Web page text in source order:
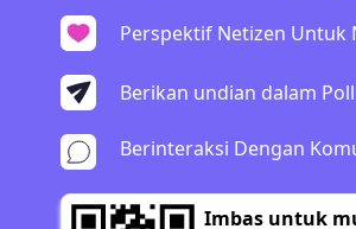
Perspektif Netizen Untuk
Berikan undian dalam
Berinteraksi Dengan
Imbas untuk